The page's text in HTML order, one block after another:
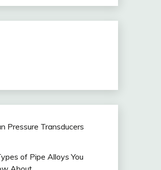
Pressure Transducers
of Pipe Alloys You